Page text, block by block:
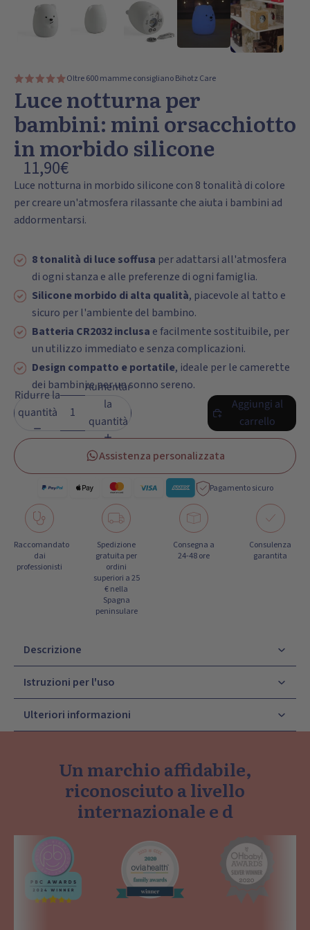
Oltre 600 mamme consigliano Bihotz Care
Luce notturna per
bambini: mini orsacchiotto
in morbido silicone
11,90€
Luce notturna in morbido silicone con 8 tonalità di colore
per creare un'atmosfera rilassante che aiuta i bambini ad
addormentarsi.
8 tonalità di luce soffusa per adattarsi all'atmosfera
di ogni stanza e alle preferenze di ogni famiglia.
Silicone morbido di alta qualità, piacevole al tatto e
sicuro per l'ambiente del bambino.
Batteria CR2032 inclusa e facilmente sostituibile, per
un utilizzo immediato e senza complicazioni.
Design compatto e portatile, ideale per le camerette
dei bambini e per un sonno sereno.
Ridurre la
quantità
Aumentare
la
quantità
Aggiungi al
carrello
Assistenza personalizzata
Pagamento sicuro
Raccomandato
dai
professionisti
Spedizione
gratuita per
ordini
superiori a 25
€ nella
Spagna
peninsulare
Consegna a
24-48 ore
Consulenza
garantita
Descrizione
Istruzioni per l'uso
Ulteriori informazioni
Un marchio affidabile,
riconosciuto a livello
internazionale e d